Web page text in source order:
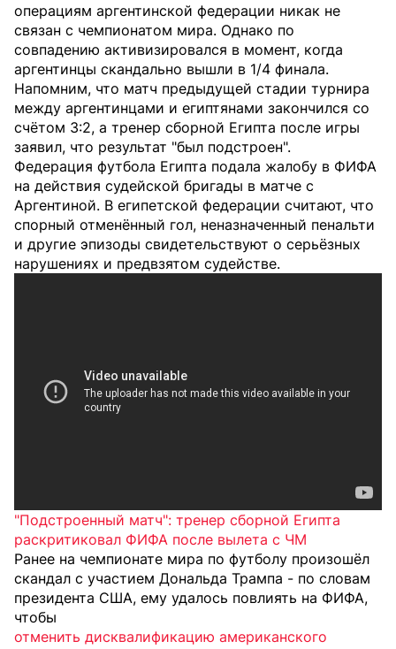
операциям аргентинской федерации никак не
связан с чемпионатом мира. Однако по
совпадению активизировался в момент, когда
аргентинцы скандально вышли в 1/4 финала.
Напомним, что матч предыдущей стадии турнира
между аргентинцами и египтянами закончился со
счётом 3:2, а тренер сборной Египта после игры
заявил, что результат "был подстроен".
Федерация футбола Египта подала жалобу в ФИФА
на действия судейской бригады в матче с
Аргентиной. В египетской федерации считают, что
спорный отменённый гол, неназначенный пенальти
и другие эпизоды свидетельствуют о серьёзных
нарушениях и предвзятом судействе.
"Подстроенный матч": тренер сборной Египта
раскритиковал ФИФА после вылета с ЧМ
Ранее на чемпионате мира по футболу произошёл
скандал с участием Дональда Трампа - по словам
президента США, ему удалось повлиять на ФИФА,
чтобы
отменить дисквалификацию американского